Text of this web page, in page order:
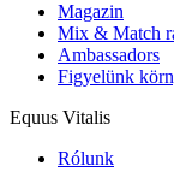
Magazin
Mix & Match
Ambassadors
Figyelünk
Equus Vitalis
Rólunk